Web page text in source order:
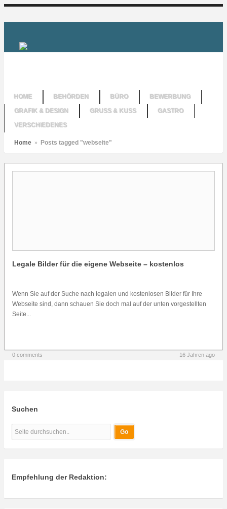
HOME BEHÖRDEN BÜRO
BEWERBUNG
GRAFIK & DESIGN
GRUSS & KUSS
GASTRO
VERSCHIEDENES
Home » Posts tagged "webseite"
Legale Bilder für die eigene Webseite – kostenlos
Wenn Sie auf der Suche nach legalen und kostenlosen Bilder für Ihre
Webseite sind, dann schauen Sie doch mal auf der unten vorgestellten
Seite...
0 comments 16 Jahren ago
Suchen
Empfehlung der Redaktion: